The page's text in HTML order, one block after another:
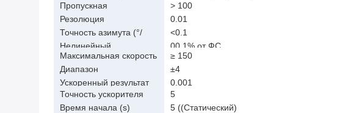
Пропускная
способность (Hz)
> 100
Резолюция
0.01
Точность азимута (°/
мин)
<0.1
Нелинейный
00,1% от ФС
Максимальная скорость
угла (°/с)
≥ 150
Диапазон
акселерометра (g)
±4
Ускоренный результат
(g)
0.001
Точность ускорителя
((mg)
5
Время начала (s)
5 ((Статический)